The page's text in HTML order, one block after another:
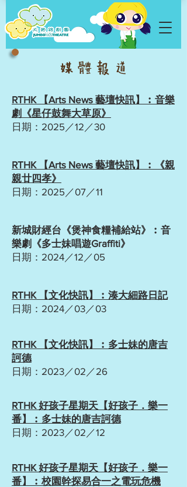
媒 體 報 道
RTHK 【Arts News 藝壇快訊】︰音樂
劇《星仔鼓舞大草原》
日期：2025／12／30
RTHK 【Arts News 藝壇快訊】︰《親
親廿四孝》
日期：2025／07／11
新城財經台《煲神食糧補給站》︰音
樂劇《多士妹唱遊Graffiti》
日期：2024／12／05
RTHK 【文化快訊】︰湊大細路日記
日期：2024／03／03
RTHK 【文化快訊】︰多士妹的唐吉
訶德
日期：2023／02／26
RTHK 好孩子星期天【好孩子．樂一
番】
︰多士妹的唐吉訶德
日期：2023／02／12
RTHK 好孩子星期天【好孩子．樂一
番】︰校園幹探易合一之電玩危機